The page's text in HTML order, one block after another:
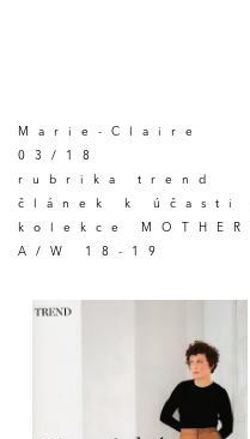
Marie-Claire
03/18
rubrika trend
článek k účasti
kolekce
A/W 18-19